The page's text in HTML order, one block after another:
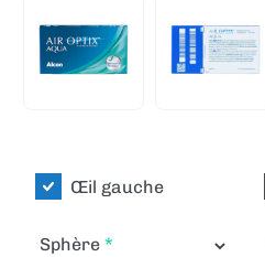
Œil gauche
Sphère